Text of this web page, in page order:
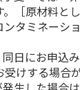
［原材料と
タミネーシ
日にお申込
けする場合